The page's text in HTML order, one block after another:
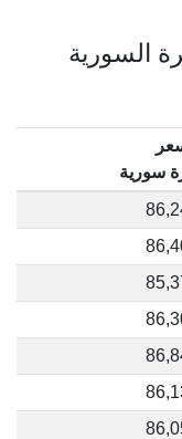
السورية
سورية